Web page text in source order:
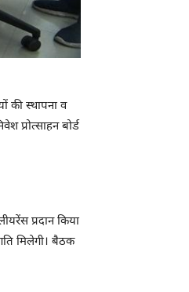
की स्थापना व
प्रोत्साहन बोर्ड
प्रदान किया
मिलेगी। बैठक